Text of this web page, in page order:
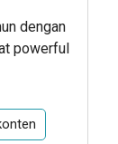
dengan
powerful